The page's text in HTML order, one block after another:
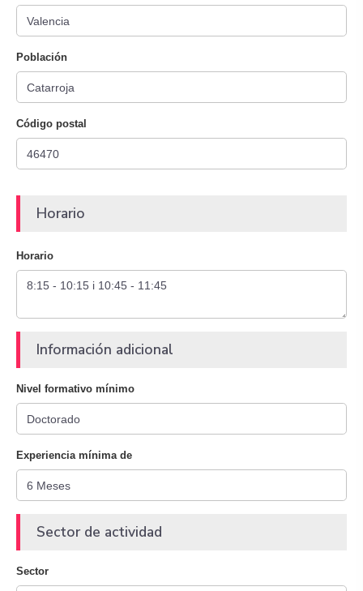
Población
Código postal
Horario
Horario
Información adicional
Nivel formativo mínimo
Experiencia mínima de
Sector de actividad
Sector